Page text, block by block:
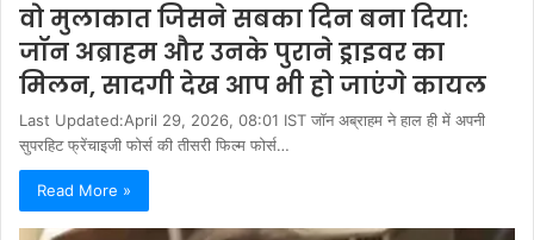
वो मुलाकात जिसने सबका दिन बना दिया:
जॉन अब्राहम और उनके पुराने ड्राइवर का
मिलन, सादगी देख आप भी हो जाएंगे कायल
Last Updated:April 29, 2026, 08:01 IST जॉन अब्राहम ने हाल ही में अपनी
सुपरहिट फ्रेंचाइजी फोर्स की तीसरी फिल्म फोर्स…
Read More »